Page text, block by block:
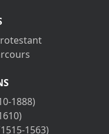
1888)
1563)